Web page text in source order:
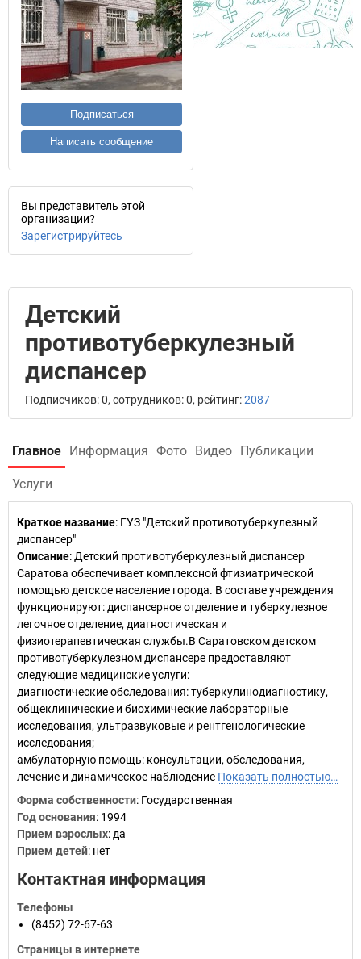
Подписаться
Написать сообщение
Вы представитель этой
организации?
Зарегистрируйтесь
Детский
противотуберкулезный
диспансер
Подписчиков: 0, сотрудников: 0, рейтинг:2087
Главное Информация Фото Видео Публикации
Услуги
Краткое название: ГУЗ "Детский противотуберкулезный
диспансер"
Описание: Детский противотуберкулезный диспансер
Саратова обеспечивает комплексной фтизиатрической
помощью детское население города. В составе учреждения
функционируют: диспансерное отделение и туберкулезное
легочное отделение, диагностическая и
физиотерапевтическая службы.В Саратовском детском
противотуберкулезном диспансере предоставляют
следующие медицинские услуги:
диагностические обследования: туберкулинодиагностику,
общеклинические и биохимические лабораторные
исследования, ультразвуковые и рентгенологические
исследования;
амбулаторную помощь: консультации, обследования,
лечение и динамическое наблюдение Показать полностью…
Форма собственности: Государственная
Год основания: 1994
Прием взрослых: да
Прием детей: нет
Контактная информация
Телефоны
(8452) 72-67-63
Страницы в интернете